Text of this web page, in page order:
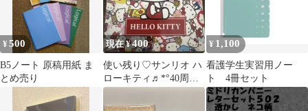
¥500
B5ノート 原稿用紙 ま
とめ売り
現在 ¥400
使い残り♡サンリオ ハ
ローキティ♬*°40周年
アニバーサリーキュー
ブメモ
¥ 1,100
看護学生実習用ノー
ト 4冊セット